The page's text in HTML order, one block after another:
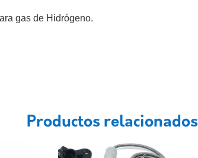
gas de Hidrógeno.
Productos relacionados